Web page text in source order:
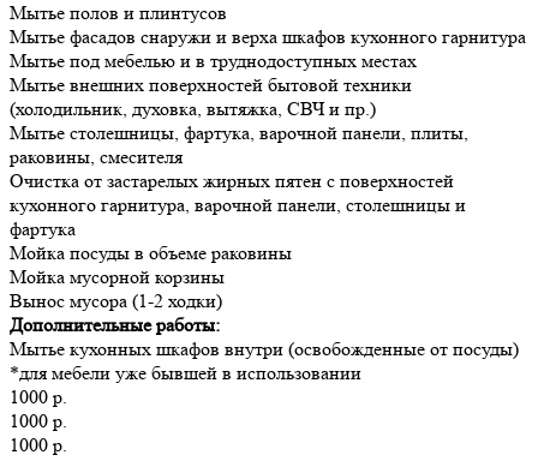
Мытье полов и плинтусов
Мытье фасадов снаружи и верха шкафов кухонного гарнитура
Мытье под мебелью и в труднодоступных местах
Мытье внешних поверхностей бытовой техники
(холодильник, духовка, вытяжка, СВЧ и пр.)
Мытье столешницы, фартука, варочной панели, плиты,
раковины, смесителя
Очистка от застарелых жирных пятен с поверхностей
кухонного гарнитура, варочной панели, столешницы и
фартука
Мойка посуды в объеме раковины
Мойка мусорной корзины
Вынос мусора (1-2 ходки)
Дополнительные работы:
Мытье кухонных шкафов внутри (освобожденные от посуды)
*для мебели уже бывшей в использовании
1000 р.
1000 р.
1000 р.